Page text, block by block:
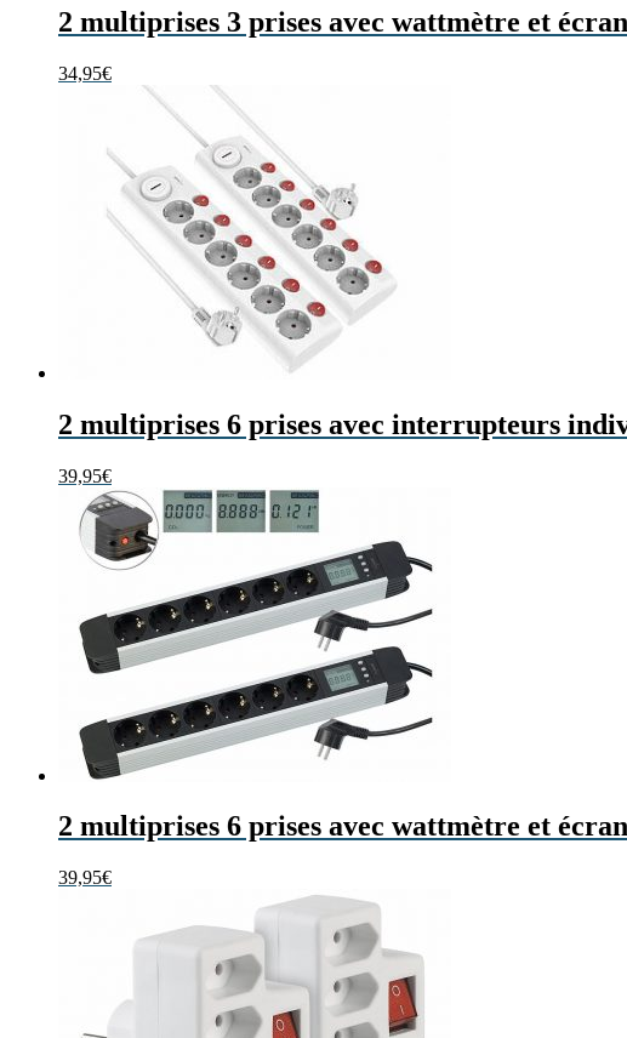
2 multiprises 3 prises avec wattmètre et
34,95€
2 multiprises 6 prises avec interrupteurs
39,95€
2 multiprises 6 prises avec wattmètre et
39,95€